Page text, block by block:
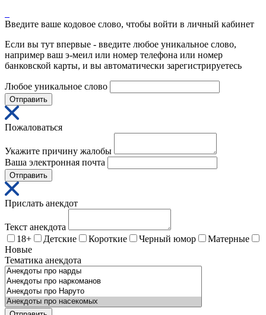
Введите ваше кодовое слово, чтобы войти в личный кабинет
Если вы тут впервые - введите любое уникальное слово,
например ваш э-меил или номер телефона или номер
банковской карты, и вы автоматически зарегистрируетесь
Любое уникальное слово
Отправить
Пожаловаться
Укажите причину жалобы
Ваша электронная почта
Отправить
Прислать анекдот
Текст анекдота
18+
Детские Короткие Черный юмор
Матерные
Новые
Тематика анекдота